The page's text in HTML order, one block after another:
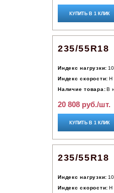
КУПИТЬ В 1 КЛИК
235/55R18
Индекс нагрузки:
Индекс скорости: H
Наличие товара: В
20 808 руб./шт.
КУПИТЬ В 1 КЛИК
235/55R18
Индекс нагрузки:
Индекс скорости: H